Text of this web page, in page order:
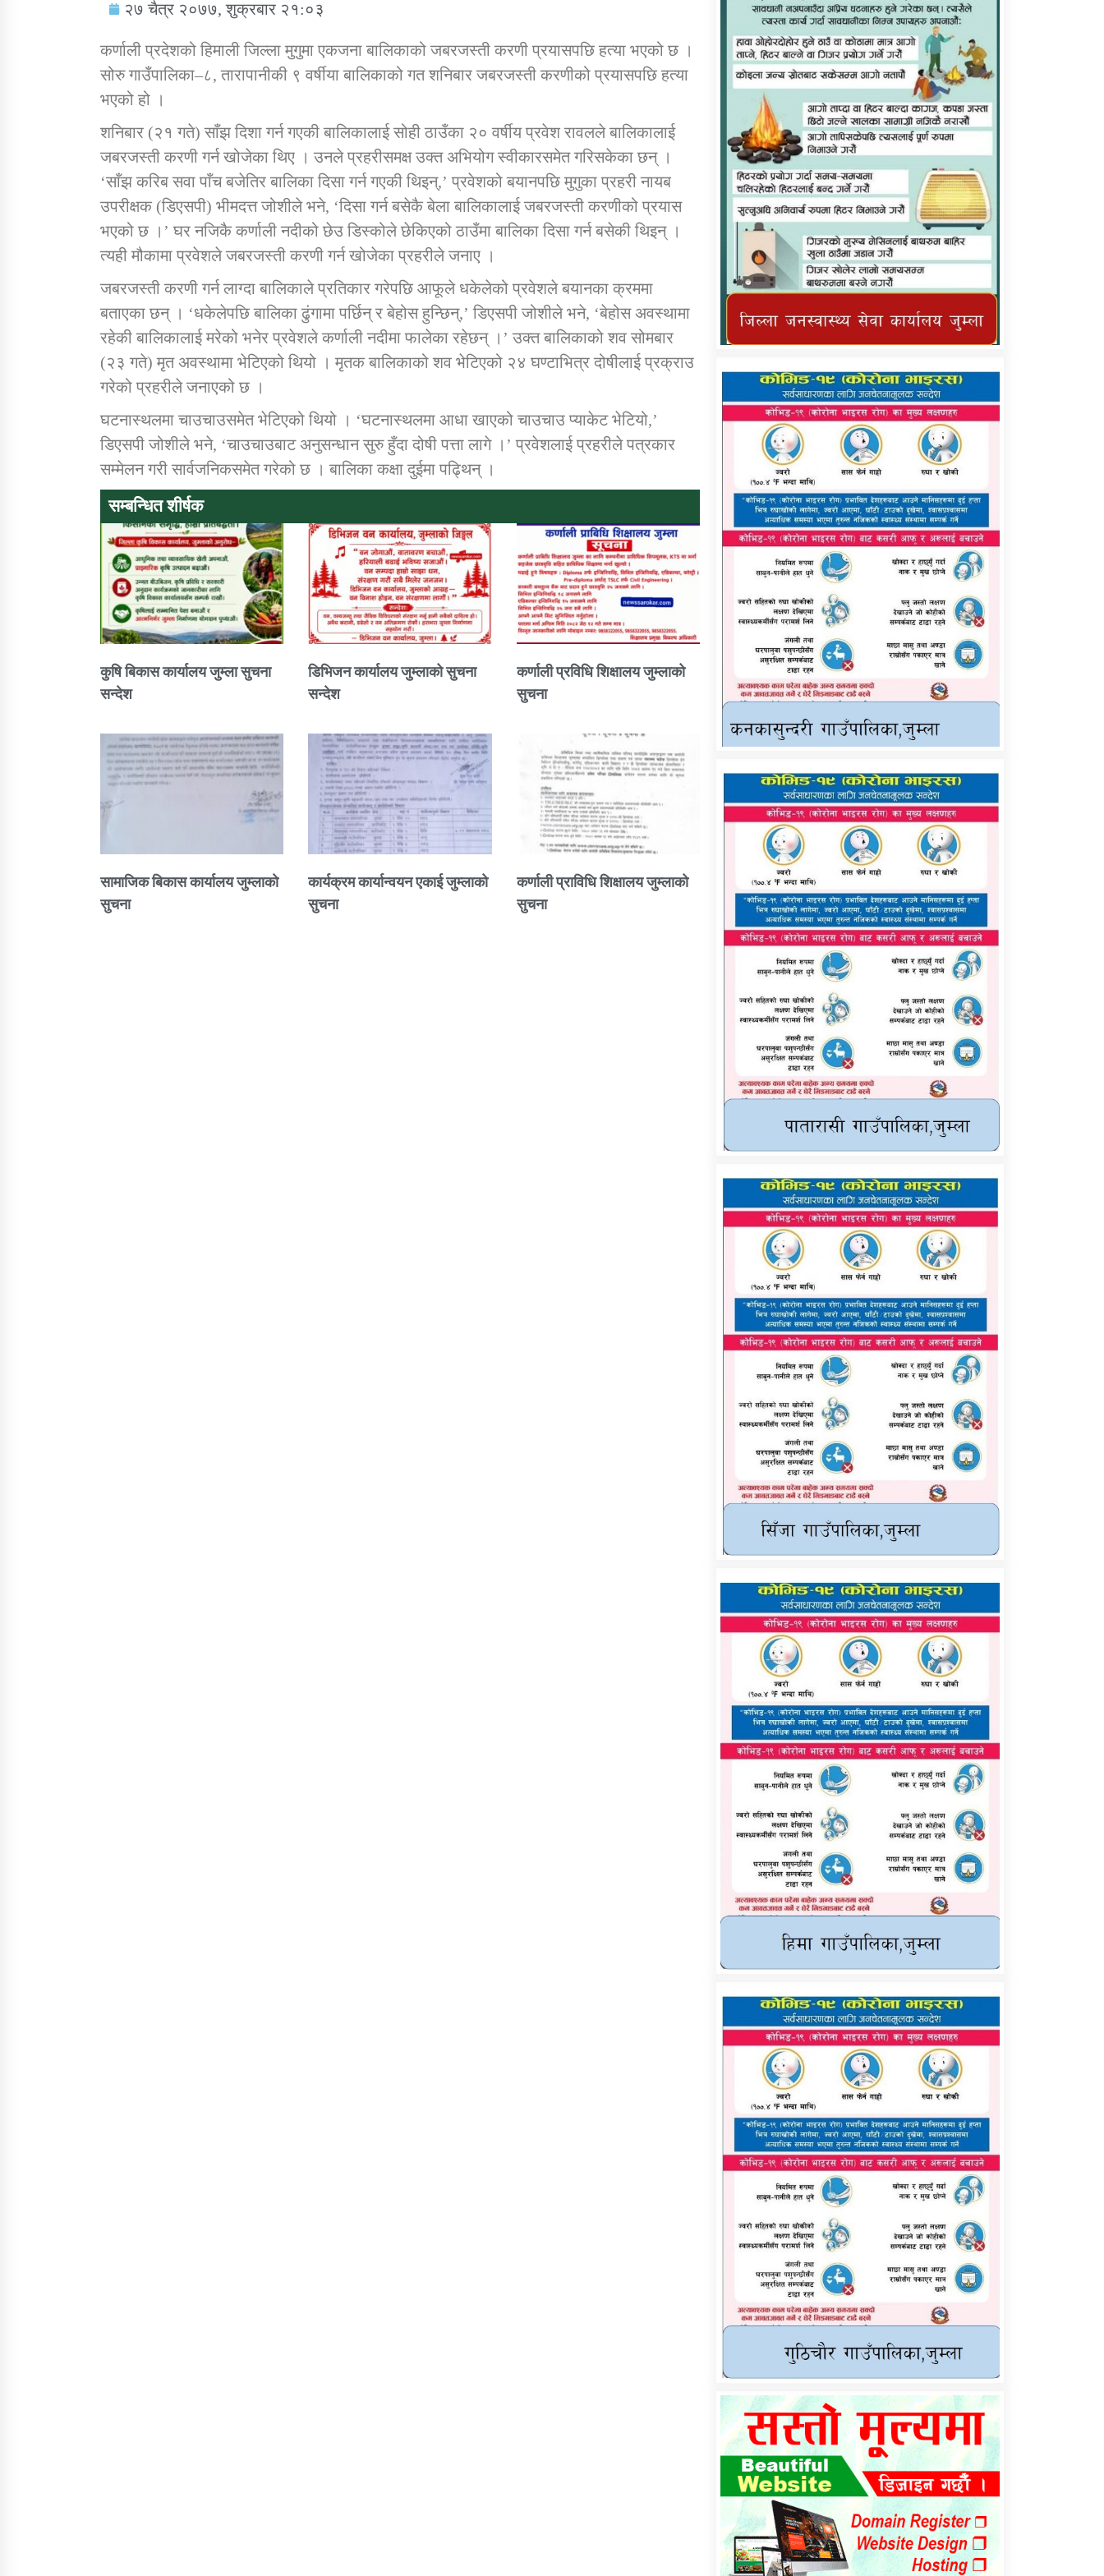
कर्णाली प्राविधि शिक्षालय जुम्लाको सुचना
तातोपानी गाउँपालिकाको न्यायिक समिति सम्बन्धी
सन्देश
तातोपानी गाउँपालिका जुम्लाको महिला तथा
लैङ्गिक हिंसा सम्बन्धी सूचना सन्देश
तातोपानी गाउँपालिका जुम्लाको महिनावारी
तातोपानी गाउँपालिका जुम्लाको बालविवाह सन्देश तातोपानी गाउँपालिका जुम्लाको सूचना
२७ चैत्र २०७७, शुक्रबार २१:०३
कर्णाली प्रदेशको हिमाली जिल्ला मुगुमा एकजना बालिकाको जबरजस्ती करणी प्रयासपछि हत्या भएको छ ।
सोरु गाउँपालिका–८, तारापानीकी ९ वर्षीया बालिकाको गत शनिबार जबरजस्ती करणीको प्रयासपछि हत्या
भएको हो ।
शनिबार (२१ गते) साँझ दिशा गर्न गएकी बालिकालाई सोही ठाउँका २० वर्षीय प्रवेश रावलले बालिकालाई
जबरजस्ती करणी गर्न खोजेका थिए । उनले प्रहरीसमक्ष उक्त अभियोग स्वीकारसमेत गरिसकेका छन् ।
‘साँझ करिब सवा पाँच बजेतिर बालिका दिसा गर्न गएकी थिइन्,’ प्रवेशको बयानपछि मुगुका प्रहरी नायब
उपरीक्षक (डिएसपी) भीमदत्त जोशीले भने, ‘दिसा गर्न बसेकै बेला बालिकालाई जबरजस्ती करणीको प्रयास
भएको छ ।’ घर नजिकै कर्णाली नदीको छेउ डिस्कोले छेकिएको ठाउँमा बालिका दिसा गर्न बसेकी थिइन् ।
त्यही मौकामा प्रवेशले जबरजस्ती करणी गर्न खोजेका प्रहरीले जनाए ।
जबरजस्ती करणी गर्न लाग्दा बालिकाले प्रतिकार गरेपछि आफूले धकेलेको प्रवेशले बयानका क्रममा
बताएका छन् । ‘धकेलेपछि बालिका ढुंगामा पर्छिन् र बेहोस हुन्छिन्,’ डिएसपी जोशीले भने, ‘बेहोस अवस्थामा
रहेकी बालिकालाई मरेको भनेर प्रवेशले कर्णाली नदीमा फालेका रहेछन् ।’ उक्त बालिकाको शव सोमबार
(२३ गते) मृत अवस्थामा भेटिएको थियो । मृतक बालिकाको शव भेटिएको २४ घण्टाभित्र दोषीलाई प्रक्राउ
गरेको प्रहरीले जनाएको छ ।
घटनास्थलमा चाउचाउसमेत भेटिएको थियो । ‘घटनास्थलमा आधा खाएको चाउचाउ प्याकेट भेटियो,’
डिएसपी जोशीले भने, ‘चाउचाउबाट अनुसन्धान सुरु हुँदा दोषी पत्ता लागे ।’ प्रवेशलाई प्रहरीले पत्रकार
सम्मेलन गरी सार्वजनिकसमेत गरेको छ । बालिका कक्षा दुईमा पढ्थिन् ।
सम्बन्धित शीर्षक
कुषि बिकास कार्यालय जुम्ला सुचना
सन्देश
डिभिजन कार्यालय जुम्लाको सुचना
सन्देश
कर्णाली प्रविधि शिक्षालय जुम्लाको
सुचना
सामाजिक बिकास कार्यालय जुम्लाकाे
सुचना
कार्यक्रम कार्यान्वयन एकाई जुम्लाको
सुचना
कर्णाली प्राविधि शिक्षालय जुम्लाको
सुचना